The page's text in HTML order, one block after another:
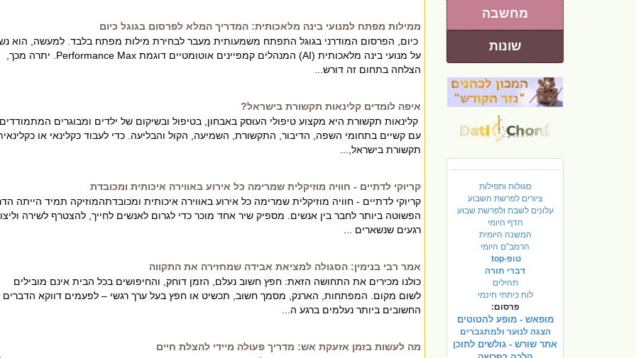
מחשבה
שונות
סגולות ותפילות
ציורים לפרשת השבוע
עלונים לשבת ולפרשת שבוע
הדף היומי
המשנה היומית
הרמב"ם היומי
טופ-top
דברי תורה
תהילים
לוח כיתתי חינמי
פרסום:
מופאש - מופע להטוטים
הצגה לנוער ולמתגברים
אתר שורש - גולשים לתוכן
ממילות מפתח למנועי בינה מלאכותית: המדריך המלא לפרסום בגוגל כיום
כיום, הפרסום המודרני בגוגל התפתח משמעותית מעבר לבחירת מילות מפתח בלבד. למעשה, הוא
על מנועי בינה מלאכותית (AI) המנהלים קמפיינים אוטומטיים דוגמת Performance Max. יתרה מכך,
הצלחה בתחום זה דורש...
איפה לומדים קלינאות תקשורת בישראל?
קלינאות תקשורת היא מקצוע טיפולי העוסק באבחון, בטיפול ובשיקום של ילדים ומבוגרים המתמודדים
עם קשיים בתחומי השפה, הדיבור, התקשורת, השמיעה, הקול והבליעה. כדי לעבוד כקלינאי או
תקשורת בישראל,...
קריוקי לדתיים - חוויה מוזיקלית שמרימה כל אירוע באווירה איכותית ומכובדת
קריוקי לדתיים - חוויה מוזיקלית שמרימה כל אירוע באווירה איכותית ומכובדתהמוזיקה תמיד הייתה
הפשוטה ביותר לחבר בין אנשים. מספיק שיר אחד מוכר כדי לגרום לאנשים לחייך, להצטרף לשירה
רגעים שנשארים ...
אמר רבי בנימין: הסגולה למציאת אבידה שמחזירה את התקווה
כולנו מכירים את התחושה הזאת: חפץ חשוב נעלם, הזמן דוחק, והחיפושים בכל הבית אינם מובילים
לשום מקום. המפתחות, הארנק, מסמך חשוב, תכשיט או חפץ בעל ערך רגשי – לפעמים דווקא הדברים
החשובים ביותר נעלמים ברגע ה...
מה לעשות בזמן אזעקת אש: מדריך פעולה מיידי להצלת חיים